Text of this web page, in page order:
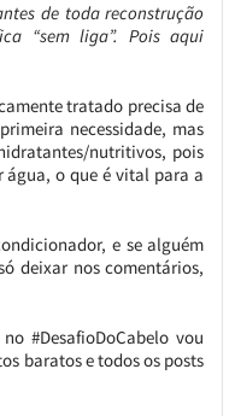
de toda reconstrução
“sem liga”. Pois aqui
tratado precisa de
necessidade, mas
nutritivos, pois
água, o que é vital para a
e se alguém
deixar nos comentários,
#DesafioDoCabelo vou
baratos e todos os posts